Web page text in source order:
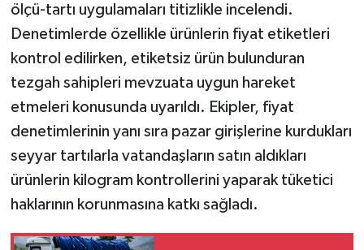
ölçü-tartı uygulamaları titizlikle incelendi.
Denetimlerde özellikle ürünlerin fiyat etiketleri
kontrol edilirken, etiketsiz ürün bulunduran
tezgah sahipleri mevzuata uygun hareket
etmeleri konusunda uyarıldı. Ekipler, fiyat
denetimlerinin yanı sıra pazar girişlerine kurdukları
seyyar tartılarla vatandaşların satın aldıkları
ürünlerin kilogram kontrollerini yaparak tüketici
haklarının korunmasına katkı sağladı.